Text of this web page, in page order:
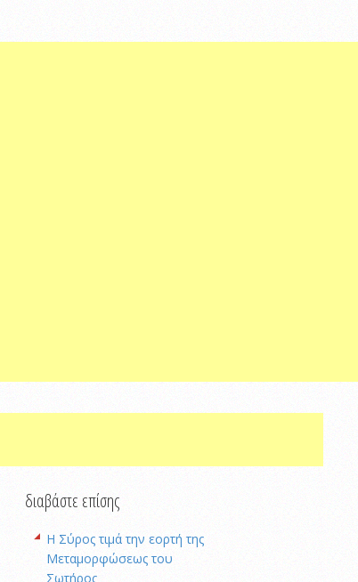
διαβάστε επίσης
Η Σύρος τιμά την εορτή της
Μεταμορφώσεως του
Σωτήρος